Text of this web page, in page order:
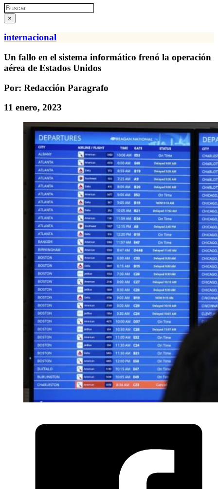
Search
×
internacional
Un fallo en el sistema informático frenó la operación
aérea de Estados Unidos
Por: Redacción Paragrafo
11 enero, 2023